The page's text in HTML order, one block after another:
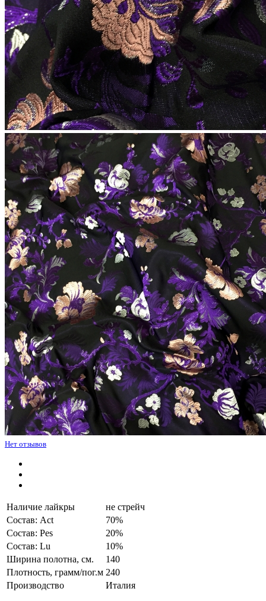
Нет отзывов
Наличие лайкры
не стрейч
Состав: Act
70%
Состав: Pes
20%
Состав: Lu
10%
Ширина полотна, см.
140
Плотность, грамм/пог.м 240
Производство
Италия